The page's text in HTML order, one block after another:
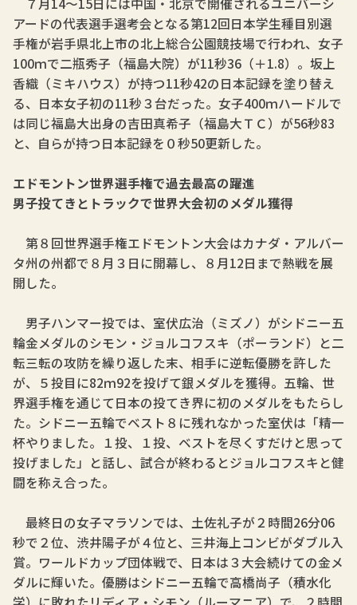
アードの代表選手選考会となる第12回日本学生種目別選
手権が岩手県北上市の北上総合公園競技場で行われ、女子
100ｍで二瓶秀子（福島大院）が11秒36（＋1.8）。坂上
香織（ミキハウス）が持つ11秒42の日本記録を塗り替え
る、日本女子初の11秒３台だった。女子400ｍハードルで
は同じ福島大出身の吉田真希子（福島大ＴＣ）が56秒83
と、自らが持つ日本記録を０秒50更新した。
エドモントン世界選手権で過去最高の躍進
男子投てきとトラックで世界大会初のメダル獲得
第８回世界選手権エドモントン大会はカナダ・アルバー
タ州の州都で８月３日に開幕し、８月12日まで熱戦を展
開した。
男子ハンマー投では、室伏広治（ミズノ）がシドニー五
輪金メダルのシモン・ジョルコフスキ（ポーランド）と二
転三転の攻防を繰り返した末、相手に逆転優勝を許した
が、５投目に82ｍ92を投げて銀メダルを獲得。五輪、世
界選手権を通じて日本の投てき界に初のメダルをもたらし
た。シドニー五輪でベスト８に残れなかった室伏は「精一
杯やりました。１投、１投、ベストを尽くすだけと思って
投げました」と話し、試合が終わるとジョルコフスキと健
闘を称え合った。
最終日の女子マラソンでは、土佐礼子が２時間26分06
秒で２位、渋井陽子が４位と、三井海上コンビがダブル入
賞。ワールドカップ団体戦で、日本は３大会続けての金メ
ダルに輝いた。優勝はシドニー五輪で高橋尚子（積水化